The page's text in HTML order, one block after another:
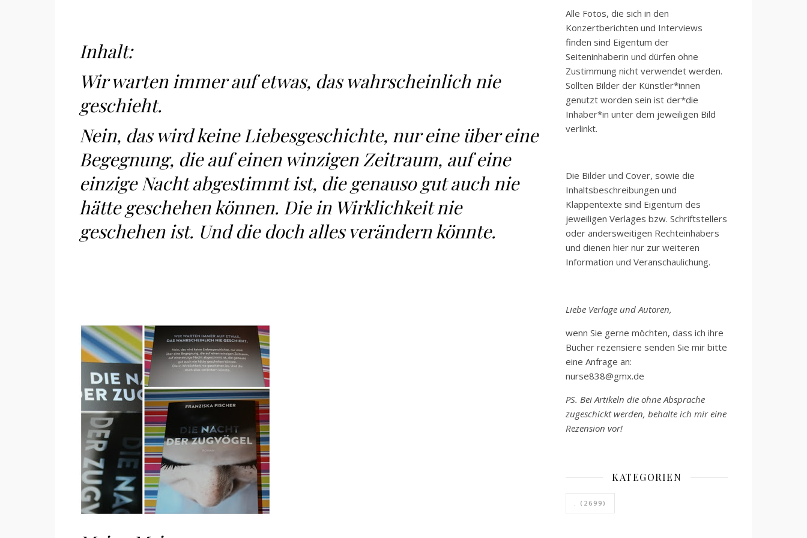
Inhalt:
Wir warten immer auf etwas, das wahrscheinlich nie
geschieht.
Nein, das wird keine Liebesgeschichte, nur eine über eine
Begegnung, die auf einen winzigen Zeitraum, auf eine
einzige Nacht abgestimmt ist, die genauso gut auch nie
hätte geschehen können. Die in Wirklichkeit nie
geschehen ist. Und die doch alles verändern könnte.
Alle Fotos, die sich in den
Konzertberichten und Interviews
finden sind Eigentum der
Seiteninhaberin und dürfen ohne
Zustimmung nicht verwendet werden.
Sollten Bilder der Künstler*innen
genutzt worden sein ist der*die
Inhaber*in unter dem jeweiligen Bild
verlinkt.
Die Bilder und Cover, sowie die
Inhaltsbeschreibungen und
Klappentexte sind Eigentum des
jeweiligen Verlages bzw. Schriftstellers
oder andersweitigen Rechteinhabers
und dienen hier nur zur weiteren
Information und Veranschaulichung.
Liebe Verlage und Autoren,
wenn Sie gerne möchten, dass ich ihre
Bücher rezensiere senden Sie mir bitte
eine Anfrage an:
nurse838@gmx.de
PS. Bei Artikeln die ohne Absprache
zugeschickt werden, behalte ich mir eine
Rezension vor!
KATEGORIEN
. (2699)